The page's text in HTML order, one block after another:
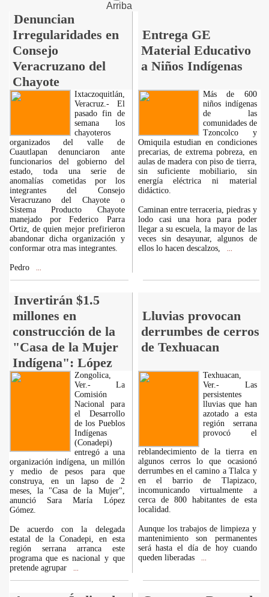
Arriba
Denuncian
Irregularidades en
Consejo
Veracruzano del
Chayote
Entrega GE
Material Educativo
a Niños Indígenas
Ixtaczoquitlán,
Veracruz.- El
pasado fin de
semana los
chayoteros
organizados del valle de
Cuautlapan denunciaron ante
funcionarios del gobierno del
estado, toda una serie de
anomalías cometidas por los
integrantes del Consejo
Veracruzano del Chayote o
Sistema Producto Chayote
manejado por Federico Parra
Ortiz, de quien mejor prefirieron
abandonar dicha organización y
conformar otra mas integrantes.
Pedro
Más de 600
niños indígenas
de las
comunidades de
Tzoncolco y
Omiquila estudian en condiciones
precarias, de extrema pobreza, en
aulas de madera con piso de tierra,
sin suficiente mobiliario, sin
energía eléctrica ni material
didáctico.
Caminan entre terraceria, piedras y
lodo casi una hora para poder
llegar a su escuela, la mayor de las
veces sin desayunar, algunos de
ellos lo hacen descalzos,
Invertirán $1.5
millones en
construcción de la
"Casa de la Mujer
Indígena": López
Lluvias provocan
derrumbes de cerros
de Texhuacan
Zongolica,
Ver.- La
Comisión
Nacional para
el Desarrollo
de los Pueblos
Indígenas
(Conadepi)
entregó a una
organización indígena, un millón
y medio de pesos para que
construya, en un lapso de 2
meses, la "Casa de la Mujer",
anunció Sara María López
Gómez.
De acuerdo con la delegada
estatal de la Conadepi, en esta
región serrana arranca este
programa que es nacional y que
pretende agrupar
Texhuacan,
Ver.- Las
persistentes
lluvias que han
azotado a esta
región serrana
provocó el
reblandecimiento de la tierra en
algunos cerros lo que ocasionó
derrumbes en el camino a Tlalca y
en el barrio de Tlapizaco,
incomunicando virtualmente a
cerca de 800 habitantes de esta
localidad.
Aunque los trabajos de limpieza y
mantenimiento son permanentes
será hasta el día de hoy cuando
queden liberadas